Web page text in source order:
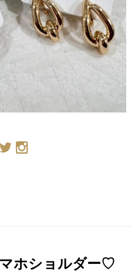
ホショルダー♡